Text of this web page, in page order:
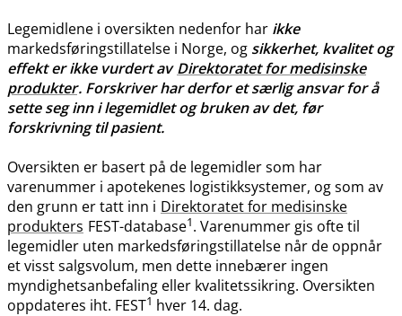
Legemidlene i oversikten nedenfor har ikke
markedsføringstillatelse i Norge, og sikkerhet, kvalitet og
effekt er ikke vurdert avDirektoratet for medisinske
produkter. Forskriver har derfor et særlig ansvar for å
sette seg inn i legemidlet og bruken av det, før
forskrivning til pasient.
Oversikten er basert på de legemidler som har
varenummer i apotekenes logistikksystemer, og som av
den grunn er tatt inn i Direktoratet for medisinske
produkters FEST-database1. Varenummer gis ofte til
legemidler uten markedsføringstillatelse når de oppnår
et visst salgsvolum, men dette innebærer ingen
myndighetsanbefaling eller kvalitetssikring. Oversikten
oppdateres iht. FEST1 hver 14. dag.